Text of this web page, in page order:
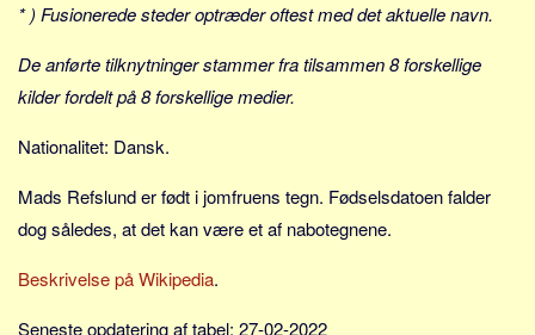
Transport
Alle
Aspekter
Køb og salg
Økonomi
Jura og regler
* ) Fusionerede steder optræder oftest med det aktuelle navn.
De anførte tilknytninger stammer fra tilsammen 8 forskellige
kilder fordelt på 8 forskellige medier.
Nationalitet: Dansk.
Mads Refslund er født i jomfruens tegn. Fødselsdatoen falder
dog således, at det kan være et af nabotegnene.
Beskrivelse på Wikipedia.
Seneste opdatering af tabel: 27-02-2022